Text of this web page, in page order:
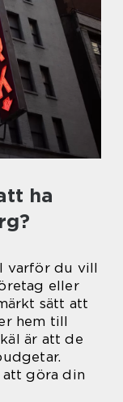
ha
varför du vill
eller
sätt att
hem till
är att de
göra din